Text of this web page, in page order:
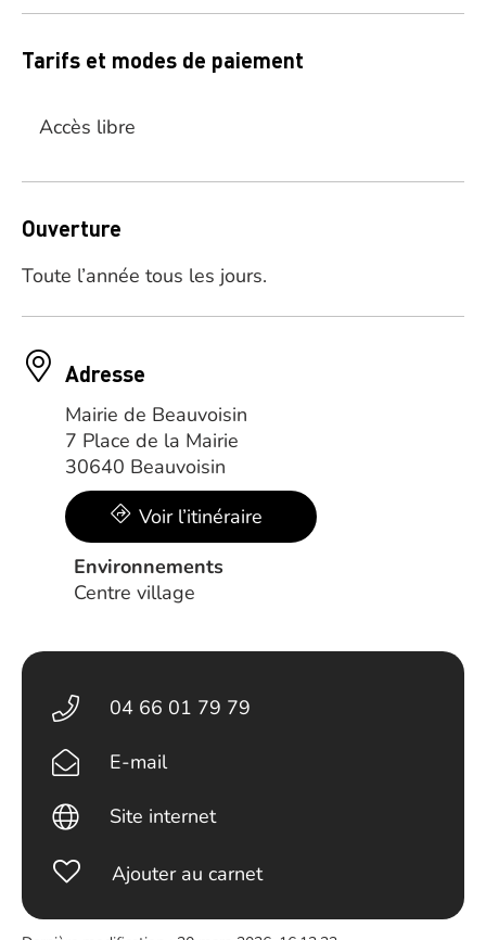
Tarifs et modes de paiement
Accès libre
Ouverture
Toute l’année tous les jours.
Adresse
Mairie de Beauvoisin
7 Place de la Mairie
30640 Beauvoisin
Voir l’itinéraire
Environnements
Centre village
04 66 01 79 79
E-mail
Site internet
Ajouter au carnet